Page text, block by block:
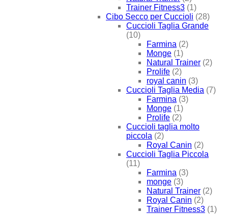
Trainer Fitness3 (1)
Cibo Secco per Cuccioli (28)
Cuccioli Taglia Grande
(10)
Farmina (2)
Monge (1)
Natural Trainer (2)
Prolife (2)
royal canin (3)
Cuccioli Taglia Media (7)
Farmina (3)
Monge (1)
Prolife (2)
Cuccioli taglia molto
piccola (2)
Royal Canin (2)
Cuccioli Taglia Piccola
(11)
Farmina (3)
monge (3)
Natural Trainer (2)
Royal Canin (2)
Trainer Fitness3 (1)